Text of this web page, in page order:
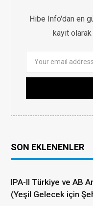
Hibe Info'dan en
kayıt
SON EKLENENLER
IPA-II Türkiye ve AB
(Yeşil Gelecek için